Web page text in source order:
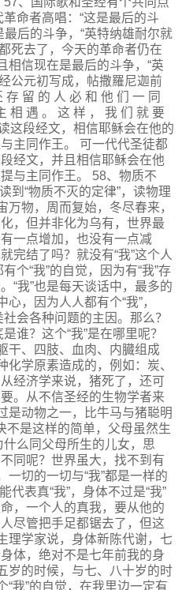
命者高唱：“这是最后的斗
后的斗争，“英特纳雄耐尔就
死去了，今天的革命者仍在
相信现在是最后的斗争，“英
公元初写成，帖撒羅尼迦前
留 的 人 必 和 他 们 一 同
相 遇 。 这 样 ， 我 们 就 要
这段经文，相信耶稣会在他的
主同作王。 可一代代圣徒都
经文，并且相信耶稣会在他
与主同作王。 58、物质不
到“物质不灭的定律”，读物理
万物，周而复始，冬尽春来，
，但并非化为乌有，世界最
一点增加，也没有一点减
完结了吗？就没有“我”这个人
个“我”的自觉，因为有“我”存
“我”也是每天谈话中，最多的
，因为人人都有个“我”，
社会各种问题的主因。那么？
谁？这个“我”是在哪里呢？
干、四肢、血肉、内臓组成
化学原素造成的，例如：炭、
经济学来说，猪死了，还可
。从不信圣经的生物学者来
是动物之一，比牛马与猪聪明
不是这样的简单，父母虽然生
什么同父母所生的儿女，思
同呢？世界虽大，找不到有
一切的一切与“我”都是一样的
代表真“我”，身体不过是“我”
，一个人的真我，要从他的
尽管把手足都锯去了，但这
理学家说，身体新陈代谢，七
体，绝对不是七年前我的身
岁的时候，与七、八十岁的时
“我”的自觉，在我里边一定有